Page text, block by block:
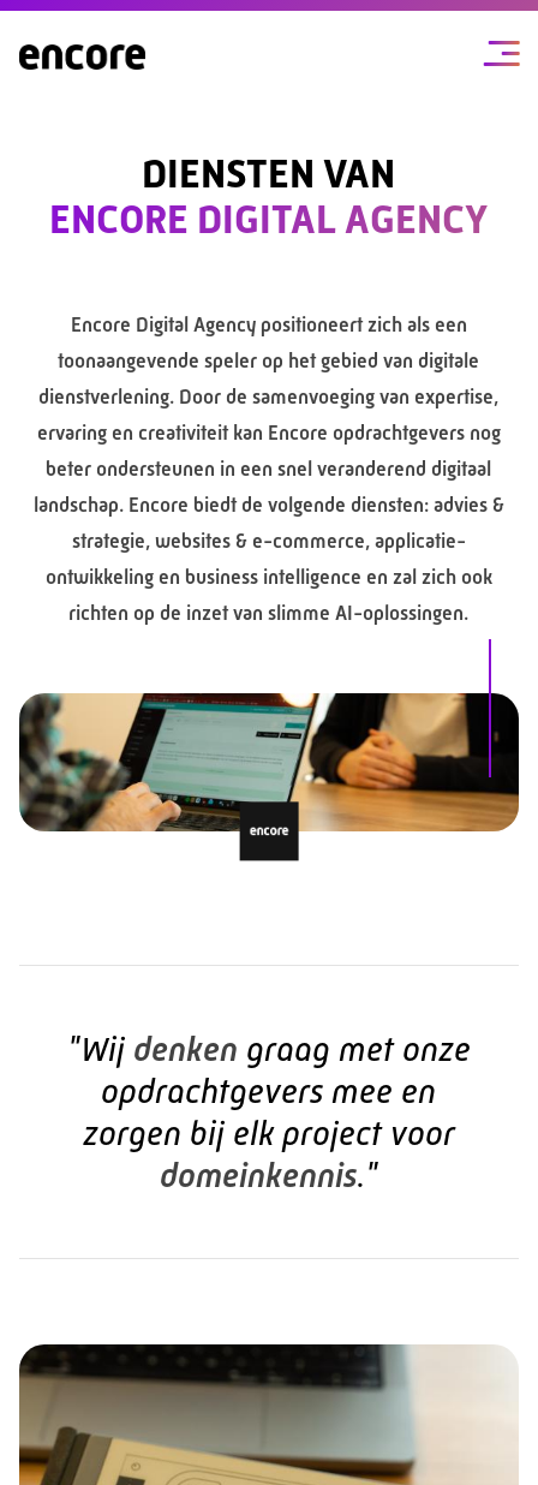
DIENSTEN VAN
ENCORE DIGITAL AGENCY
Encore Digital Agency positioneert zich als een
toonaangevende speler op het gebied van digitale
dienstverlening. Door de samenvoeging van expertise,
ervaring en creativiteit kan Encore opdrachtgevers nog
beter ondersteunen in een snel veranderend digitaal
landschap. Encore biedt de volgende diensten: advies &
strategie, websites & e-commerce, applicatie-
ontwikkeling en business intelligence en zal zich ook
richten op de inzet van slimme AI-oplossingen.
"Wij denken graag met onze
opdrachtgevers mee en
zorgen bij elk project voor
domeinkennis."